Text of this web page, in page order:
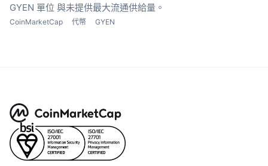
GYEN 單位 與未提供最大流通供給量。
CoinMarketCap 代幣 GYEN